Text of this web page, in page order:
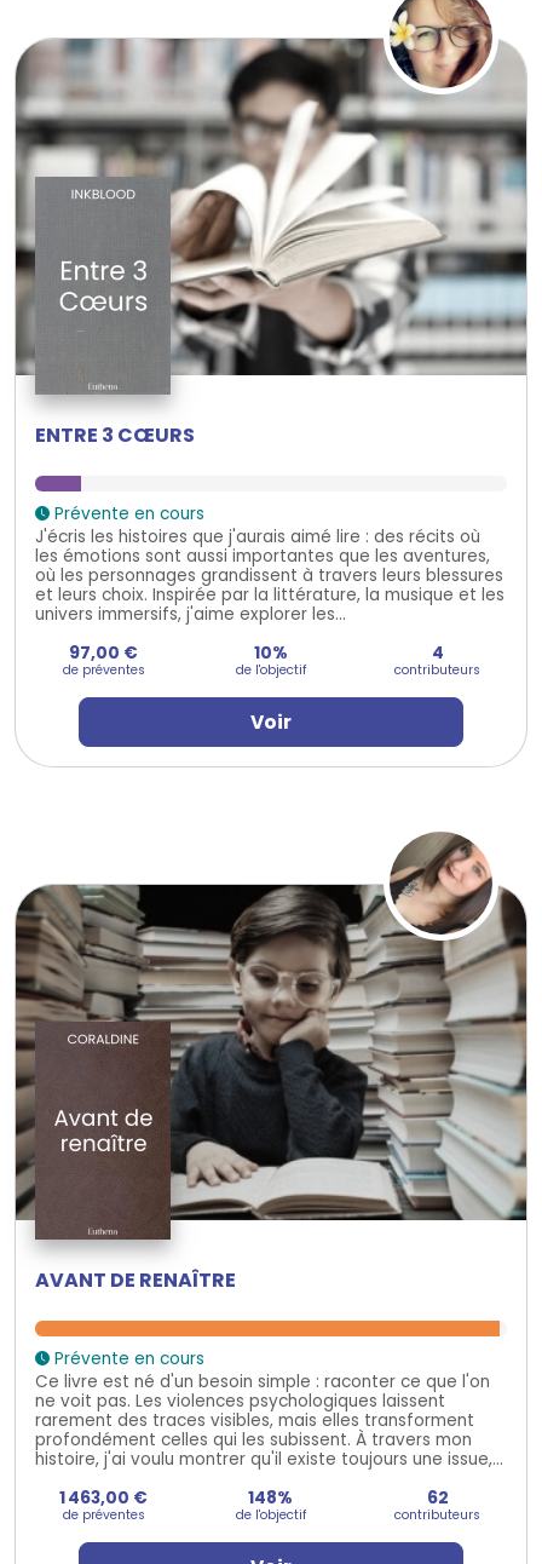
ENTRE 3 CŒURS
Prévente en cours
J'écris les histoires que j'aurais aimé lire : des récits où
les émotions sont aussi importantes que les aventures,
où les personnages grandissent à travers leurs blessures
et leurs choix. Inspirée par la littérature, la musique et les
univers immersifs, j'aime explorer les...
97,00 €
de préventes
10%
de l'objectif
4
contributeurs
Voir
AVANT DE RENAÎTRE
Prévente en cours
Ce livre est né d'un besoin simple : raconter ce que l'on
ne voit pas. Les violences psychologiques laissent
rarement des traces visibles, mais elles transforment
profondément celles qui les subissent. À travers mon
histoire, j'ai voulu montrer qu'il existe toujours une issue,...
1 463,00 €
de préventes
148%
de l'objectif
62
contributeurs